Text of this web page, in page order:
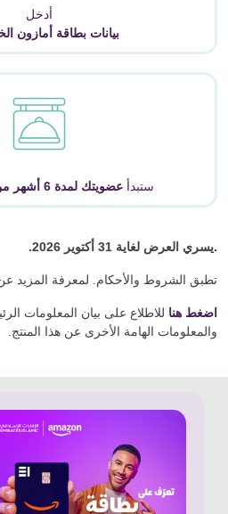
أدخل
بيانات بطاقة أمازون
ستبدأ عضويتك لمدة 6 أشهر من تاريخ التفعيل
.يسري العرض لغاية 31 أكتوير 2026.
تطبق الشروط والأحكام. لمعرفة المزيد
اضغط هنا للاطلاع على بيان المعلومات
والمعلومات الهامة الأخرى عن هذا المنتج.